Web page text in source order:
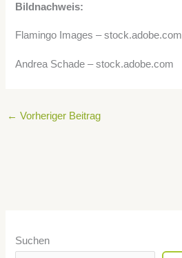
Bildnachweis:
Flamingo Images – stock.adobe.com
Andrea Schade – stock.adobe.com
← Vorheriger Beitrag
Suchen